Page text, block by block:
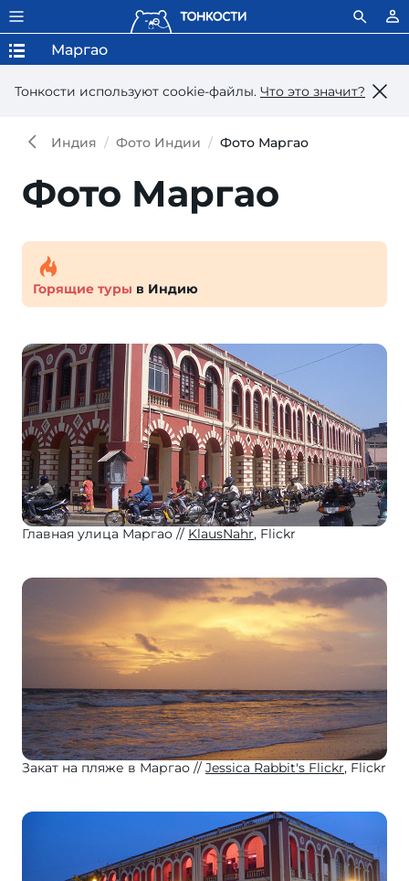
Тонкости используют сookie-файлы. Что это значит?
Маргао
Индия Фото Индии Фото Маргао
Фото Маргао
Горящие туры в Индию
Главная улица Маргао KlausNahr, Flickr
Закат на пляже в Маргао Jessica Rabbit's Flickr, Flickr